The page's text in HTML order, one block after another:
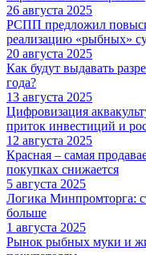
26 августа 2025
РСПП предложил
реализацию «рыбных»
20 августа 2025
Как будут выдавать
года?
13 августа 2025
Цифровизация
приток инвестиций и
12 августа 2025
Красная – самая
покупках снижается
5 августа 2025
Логика Минпромторга:
больше
1 августа 2025
Рынок рыбных муки и